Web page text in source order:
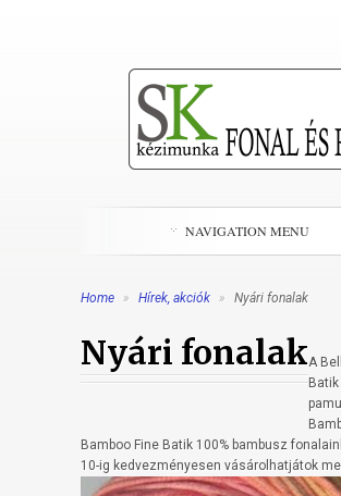
NAVIGATION MENU
Home » Hírek, akciók » Nyári fonalak
Nyári fonalakA
Bamboo Fine Batik 100% bambusz
10-ig kedvezményesen vásárolhatjátok